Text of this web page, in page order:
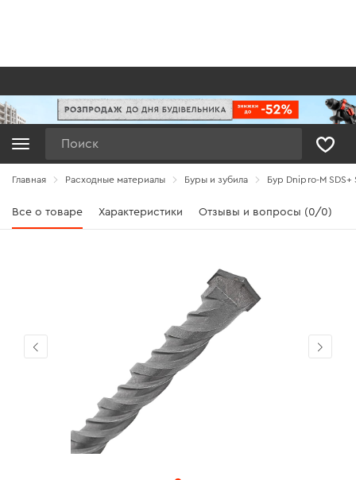
Главная Расходные материалы Буры и зубила Бур Dnipro-M SDS+
Все о товаре Характеристики Отзывы и вопросы (0/0)